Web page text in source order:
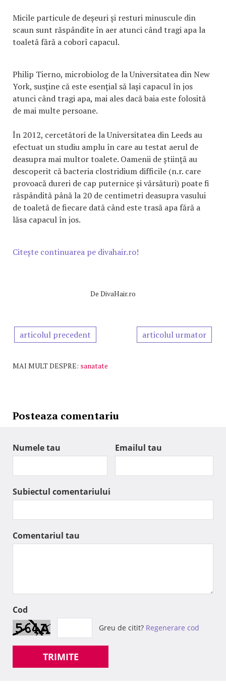
Micile particule de deșeuri și resturi minuscule din
scaun sunt răspândite în aer atunci când tragi apa la
toaletă fără a coborî capacul.
Philip Tierno, microbiolog de la Universitatea din New
York, susține că este esențial să lași capacul în jos
atunci când tragi apa, mai ales dacă baia este folosită
de mai multe persoane.
În 2012, cercetători de la Universitatea din Leeds au
efectuat un studiu amplu în care au testat aerul de
deasupra mai multor toalete. Oamenii de știință au
descoperit că bacteria clostridium difficile (n.r. care
provoacă dureri de cap puternice și vărsături) poate fi
răspândită până la 20 de centimetri deasupra vasului
de toaletă de fiecare dată când este trasă apa fără a
lăsa capacul în jos.
Citește continuarea pe divahair.ro!
De DivaHair.ro
articolul precedent articolul urmator
MAI MULT DESPRE: sanatate
Posteaza comentariu
Numele tau Emailul tau
Subiectul comentariului
Comentariul tau
Cod
Greu de citit? Regenerare cod
TRIMITE